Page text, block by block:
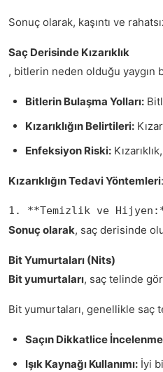
Sonuç olarak, kaşıntı ve
Saç Derisinde Kızarıklık
, bitlerin neden olduğu yaygın
Bitlerin Bulaşma Yolları:
Kızarıklığın Belirtileri:
Enfeksiyon Riski:
Kızarıklığın Tedavi Yöntemleri:
1. **Temizlik ve
Sonuç olarak, saç derisinde
Bit Yumurtaları (Nits)
Bit yumurtaları, saç telinde
Bit yumurtaları, genellikle saç
Saçın Dikkatlice
Işık Kaynağı Kullanımı: İyi